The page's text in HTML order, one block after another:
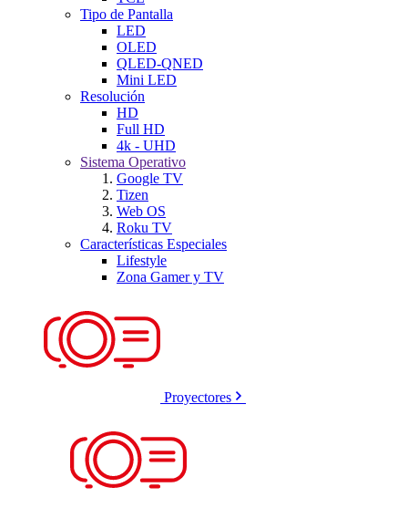
Tipo de Pantalla
LED
OLED
QLED-QNED
Mini LED
Resolución
HD
Full HD
4k - UHD
Sistema Operativo
Google TV
Tizen
Web OS
Roku TV
Características Especiales
Lifestyle
Zona Gamer y TV
Proyectores